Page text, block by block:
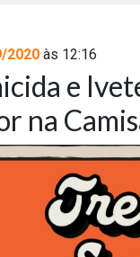
2020 às 12:16
e
na